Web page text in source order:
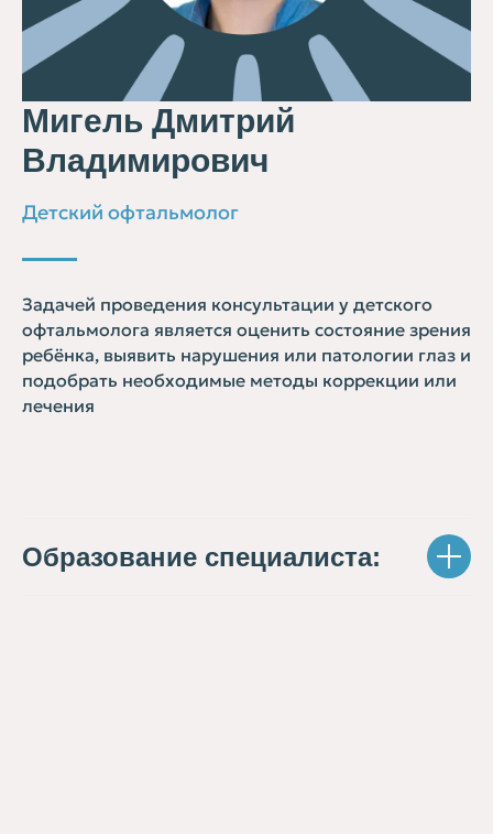
Мигель Дмитрий
Владимирович
Детский офтальмолог
Задачей проведения консультации у детского
офтальмолога является оценить состояние зрения
ребёнка, выявить нарушения или патологии глаз и
подобрать необходимые методы коррекции или
лечения
Образование специалиста: